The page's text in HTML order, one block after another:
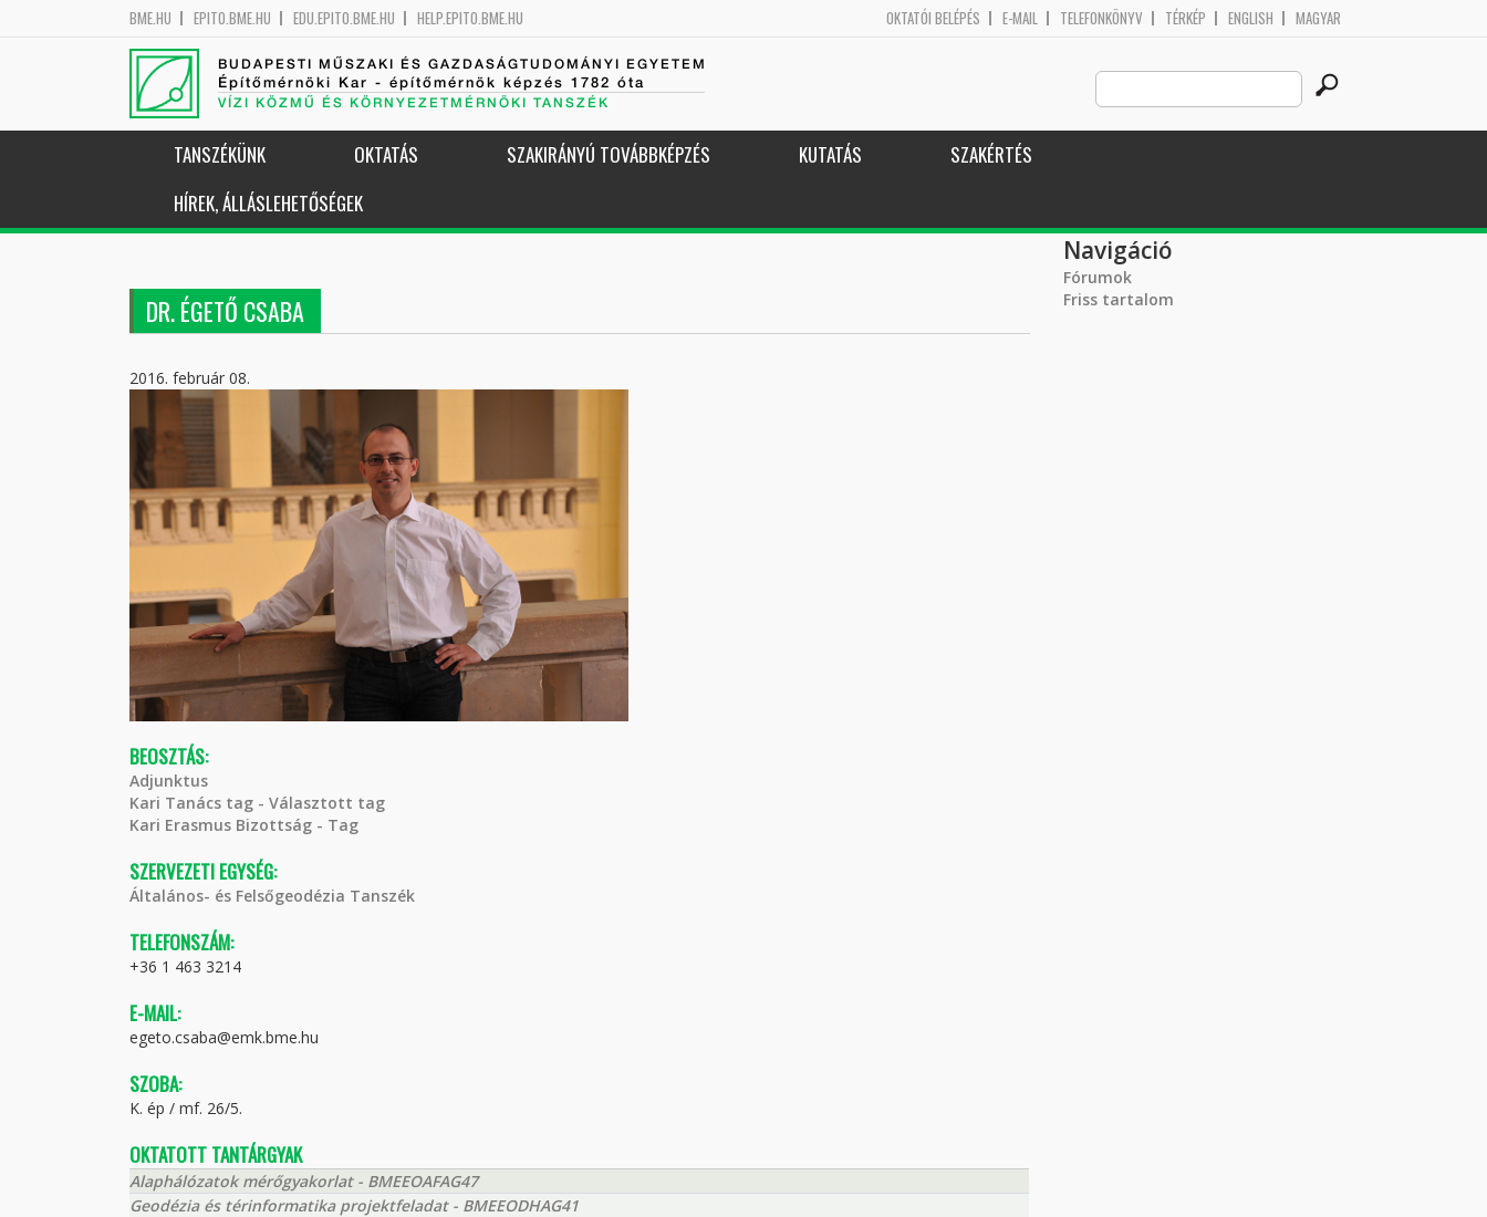
BME.HU EPITO.BME.HU EDU.EPITO.BME.HU HELP.EPITO.BME.HU OKTATÓI BELÉPÉS E-MAIL TELEFONKÖNYV TÉRKÉP ENGLISH MAGYAR
BUDAPESTI MŰSZAKI ÉS GAZDASÁGTUDOMÁNYI EGYETEM
Építőmérnöki Kar - építőmérnök képzés 1782 óta
VÍZI KÖZMŰ ÉS KÖRNYEZETMÉRNÖKI TANSZÉK
Search
this
site
TANSZÉKÜNK OKTATÁS SZAKIRÁNYÚ TOVÁBBKÉPZÉS KUTATÁS
SZAKÉRTÉS
HÍREK, ÁLLÁSLEHETŐSÉGEK
DR. ÉGETŐ CSABA
2016. február 08.
BEOSZTÁS:
Adjunktus
Kari Tanács tag - Választott tag
Kari Erasmus Bizottság - Tag
SZERVEZETI EGYSÉG:
Általános- és Felsőgeodézia Tanszék
TELEFONSZÁM:
+36 1 463 3214
E-MAIL:
egeto.csaba@emk.bme.hu
SZOBA:
K. ép / mf. 26/5.
OKTATOTT TANTÁRGYAK
Alaphálózatok mérőgyakorlat - BMEEOAFAG47
Geodézia és térinformatika projektfeladat - BMEEODHAG41
Navigáció
Fórumok
Friss tartalom